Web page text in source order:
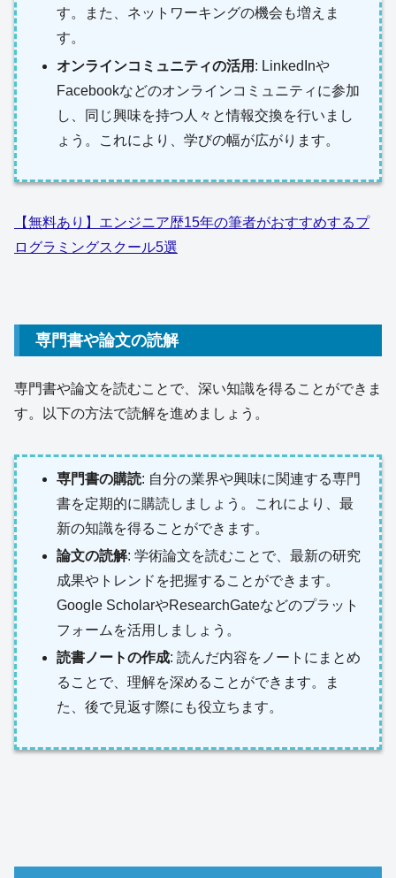
す。また、ネットワーキングの機会も増えま
す。
オンラインコミュニティの活用 : LinkedInや
Facebookなどのオンラインコミュニティに参加
し、同じ興味を持つ人々と情報交換を行いまし
ょう。これにより、学びの幅が広がります。
【無料あり】エンジニア歴15年の筆者がおすすめするプ
ログラミングスクール5選
専門書や論文の読解
専門書や論文を読むことで、深い知識を得ることができま
す。以下の方法で読解を進めましょう。
専門書の購読: 自分の業界や興味に関連する専門
書を定期的に購読しましょう。これにより、最
新の知識を得ることができます。
論文の読解: 学術論文を読むことで、最新の研究
成果やトレンドを把握することができます。
Google ScholarやResearchGateなどのプラット
フォームを活用しましょう。
読書ノートの作成: 読んだ内容をノートにまとめ
ることで、理解を深めることができます。ま
た、後で見返す際にも役立ちます。